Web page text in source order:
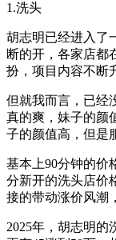
1.洗头
胡志明已经进入了
断的开，各家店都
扮，项目内容不断
但就我而言，已经
真的爽，妹子的颜
子的颜值高，但是
基本上90分钟的价
分新开的洗头店价
接的带动涨价风潮
2025年，胡志明的